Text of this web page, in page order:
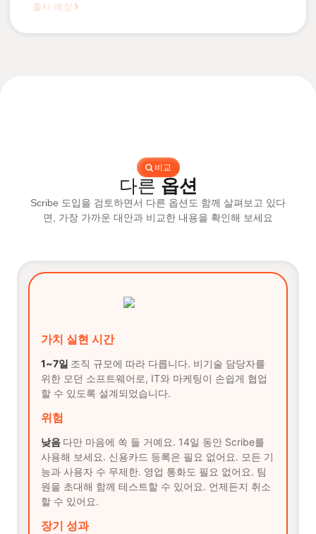
출시 예정
비교
다른 옵션
Scribe 도입을 검토하면서 다른 옵션도 함께 살펴보고 있다
면, 가장 가까운 대안과 비교한 내용을 확인해 보세요
가치 실현 시간
1~7일 조직 규모에 따라 다릅니다. 비기술 담당자를
위한 모던 소프트웨어로, IT와 마케팅이 손쉽게 협업
할 수 있도록 설계되었습니다.
위험
낮음 다만 마음에 쏙 들 거예요. 14일 동안 Scribe를
사용해 보세요. 신용카드 등록은 필요 없어요. 모든 기
능과 사용자 수 무제한. 영업 통화도 필요 없어요. 팀
원을 초대해 함께 테스트할 수 있어요. 언제든지 취소
할 수 있어요.
장기 성과